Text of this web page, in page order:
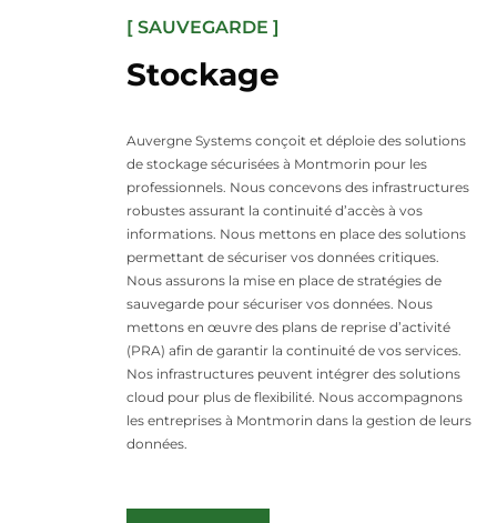
[ SAUVEGARDE ]
Stockage
Auvergne Systems conçoit et déploie des solutions
de stockage sécurisées à Montmorin pour les
professionnels. Nous concevons des infrastructures
robustes assurant la continuité d’accès à vos
informations. Nous mettons en place des solutions
permettant de sécuriser vos données critiques.
Nous assurons la mise en place de stratégies de
sauvegarde pour sécuriser vos données. Nous
mettons en œuvre des plans de reprise d’activité
(PRA) afin de garantir la continuité de vos services.
Nos infrastructures peuvent intégrer des solutions
cloud pour plus de flexibilité. Nous accompagnons
les entreprises à Montmorin dans la gestion de leurs
données.